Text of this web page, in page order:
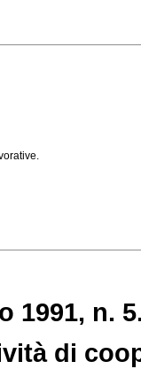
1991, n.
di